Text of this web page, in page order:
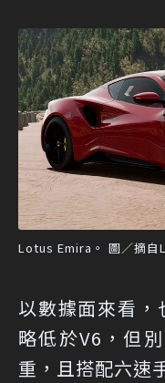
Lotus Emira。 圖／摘自
以數據面來看
略低於V6，但
重，且搭配六速